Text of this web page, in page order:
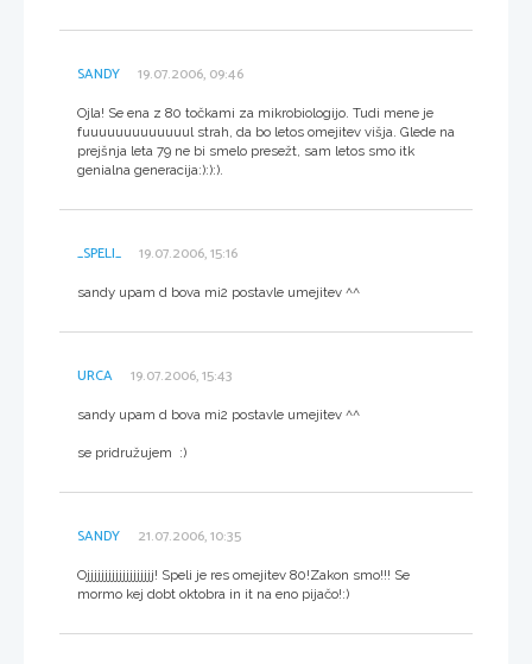
SANDY 19.07.2006, 09:46
Ojla! Se ena z 80 točkami za mikrobiologijo. Tudi mene je
fuuuuuuuuuuuuul strah, da bo letos omejitev višja. Glede na
prejšnja leta 79 ne bi smelo presežt, sam letos smo itk
genialna generacija:):):).
_SPELI_ 19.07.2006, 15:16
sandy upam d bova mi2 postavle umejitev ^^
URCA 19.07.2006, 15:43
sandy upam d bova mi2 postavle umejitev ^^
se pridružujem :)
SANDY 21.07.2006, 10:35
Ojjjjjjjjjjjjjjjjjjj! Speli je res omejitev 80!Zakon smo!!! Se
mormo kej dobt oktobra in it na eno pijačo!:)